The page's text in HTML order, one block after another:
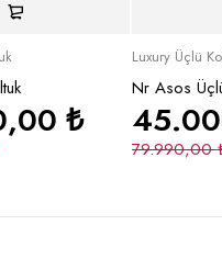
₺
Luxury Üçlü
Nr Asos
79.990,00